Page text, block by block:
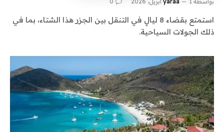
استمتع بقضاء 8 ليالٍ في التنقل بين الجزر هذا الشتاء، بما في
ذلك الجولات السياحية.